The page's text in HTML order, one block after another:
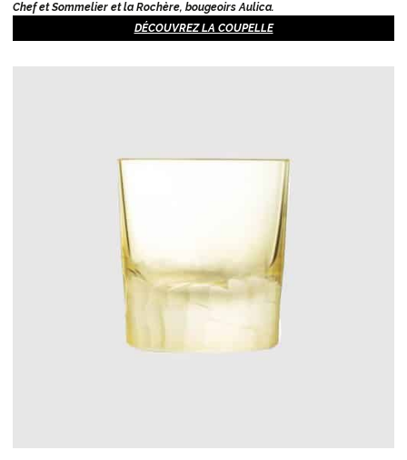
Chef et Sommelier et la Rochère, bougeoirs Aulica.
DÉCOUVREZ LA COUPELLE